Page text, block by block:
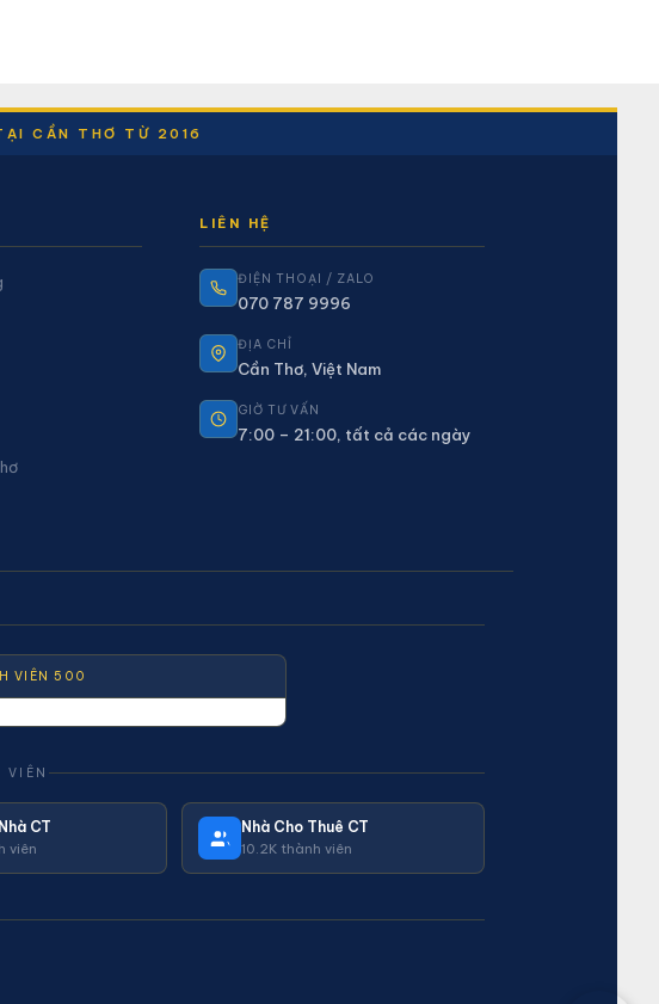
CẦN THƠ TỪ 2016
LIÊN HỆ
ĐIỆN THOẠI / ZALO
070 787 9996
ĐỊA CHỈ
Cần Thơ, Việt Nam
GIỜ TƯ VẤN
7:00 – 21:00, tất cả các ngày
VIÊN 500
VIÊN
CT
viên
Nhà Cho Thuê CT
10.2K thành viên